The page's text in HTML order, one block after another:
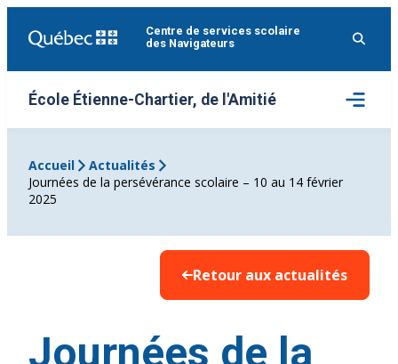
Centre de services scolaire
des Navigateurs
École Étienne-Chartier, de l'Amitié
Ouvrir
le
menu
Accueil
Actualités
Journées de la persévérance scolaire – 10 au 14 février
2025
Retour aux actualités
Journées de la